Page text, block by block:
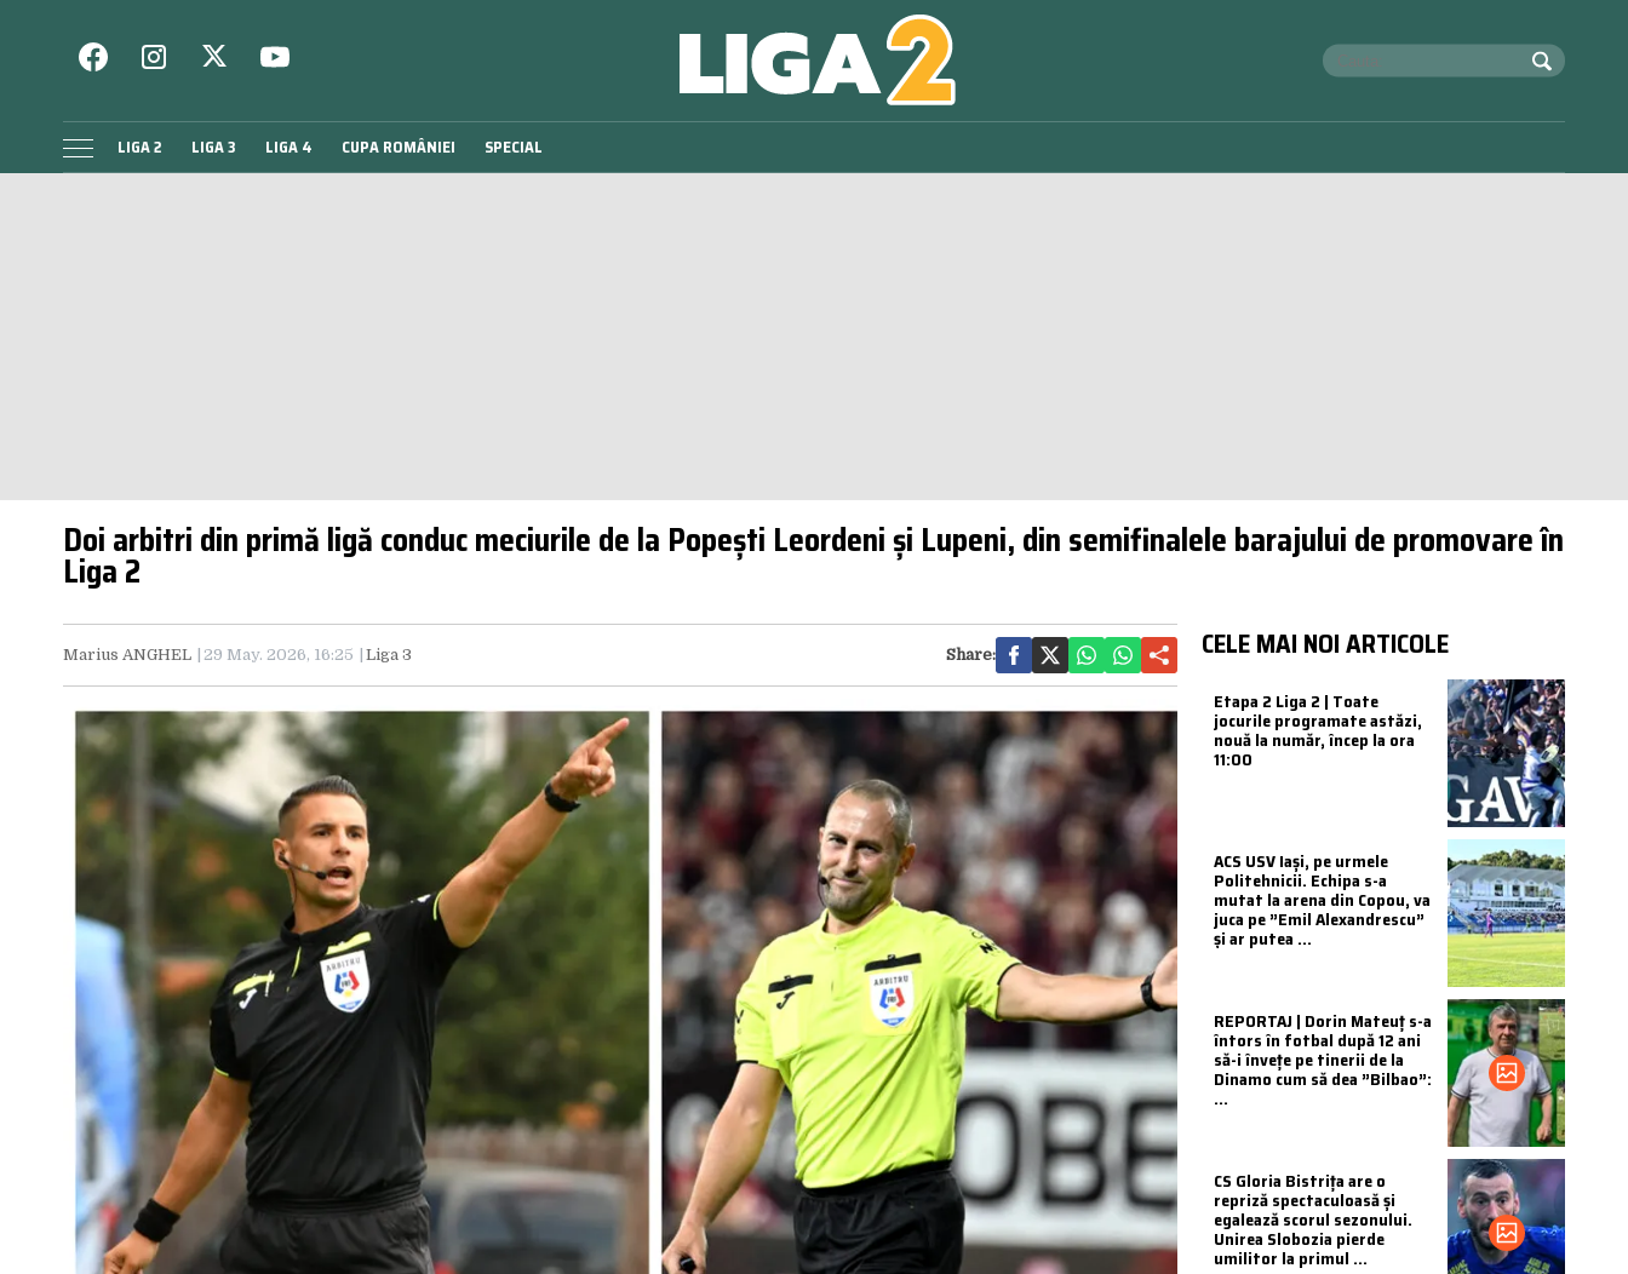
LIGA 2 LIGA 3 LIGA 4 CUPA ROMÂNIEI SPECIAL
Doi arbitri din primă ligă conduc meciurile de la Popești Leordeni și Lupeni, din semifinalele barajului de promovare în
Liga 2
Marius ANGHEL 29 May. 2026, 16:25 Liga 3 Share: CELE MAI NOI ARTICOLE
Etapa 2 Liga 2 | Toate
jocurile programate astăzi,
nouă la număr, încep la ora
11:00
ACS USV Iași, pe urmele
Politehnicii. Echipa s-a
mutat la arena din Copou, va
juca pe ”Emil Alexandrescu”
și ar putea ...
REPORTAJ | Dorin Mateuț s-a
întors în fotbal după 12 ani
să-i învețe pe tinerii de la
Dinamo cum să dea ”Bilbao”:
...
CS Gloria Bistrița are o
repriză spectaculoasă și
egalează scorul sezonului.
Unirea Slobozia pierde
umilitor la primul ...